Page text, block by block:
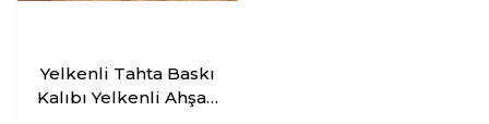
Yelkenli Tahta Baskı
Kalıbı Yelkenli Ahşap